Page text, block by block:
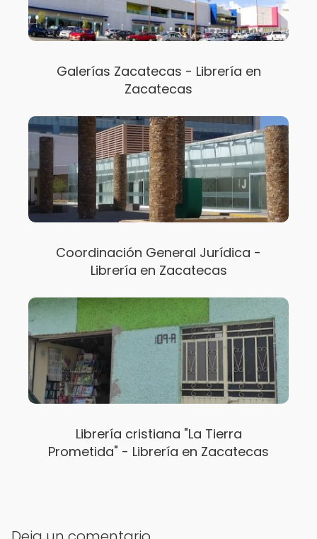
Galerías Zacatecas - Librería en
Zacatecas
Coordinación General Jurídica -
Librería en Zacatecas
Librería cristiana "La Tierra
Prometida" - Librería en Zacatecas